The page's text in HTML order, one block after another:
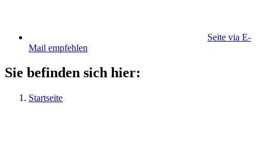
Seite via E-
Mail empfehlen
Sie befinden sich hier:
Startseite